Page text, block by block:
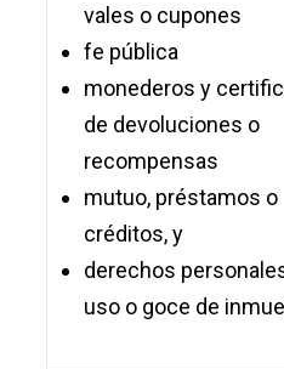
vales o cupones
fe pública
monederos y
de devoluciones o
recompensas
mutuo, préstamos o
créditos, y
derechos
uso o goce de